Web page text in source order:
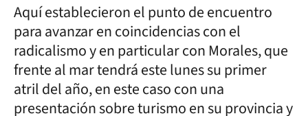
Aquí establecieron el punto de encuentro
para avanzar en coincidencias con el
radicalismo y en particular con Morales, que
frente al mar tendrá este lunes su primer
atril del año, en este caso con una
presentación sobre turismo en su provincia y